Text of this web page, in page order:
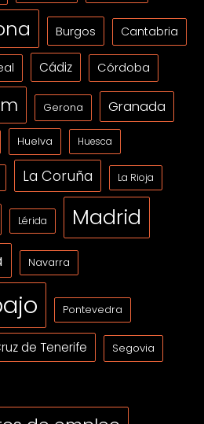
Burgos Cantabria
Cádiz Córdoba
Gerona Granada
Huelva Huesca
La Coruña La Rioja
Lérida Madrid
Navarra
Pontevedra
de Tenerife Segovia